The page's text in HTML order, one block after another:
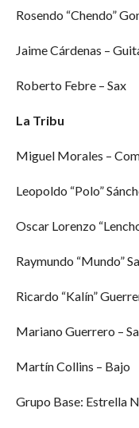
Rosendo “Chendo”
Jaime Cárdenas –
Roberto Febre – Sax
La Tribu
Miguel Morales –
Leopoldo “Polo”
Oscar Lorenzo
Raymundo “Mundo”
Ricardo “Kalín”
Mariano Guerrero –
Martín Collins – Bajo
Grupo Base: Estrella